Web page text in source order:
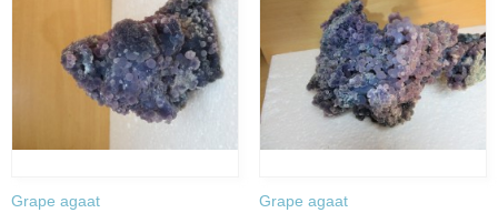
Grape agaat Grape agaat